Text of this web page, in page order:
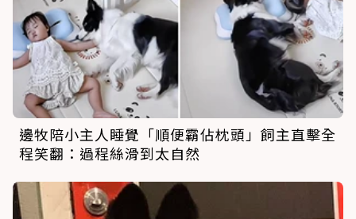
邊牧陪小主人睡覺「順便霸佔枕頭」飼主直擊全
程笑翻：過程絲滑到太自然